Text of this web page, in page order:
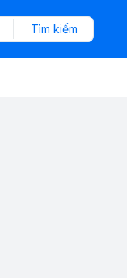
Tìm kiếm